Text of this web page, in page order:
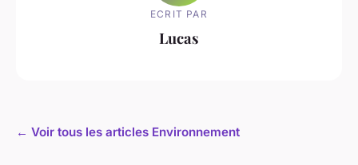
ECRIT PAR
Lucas
← Voir tous les articles Environnement